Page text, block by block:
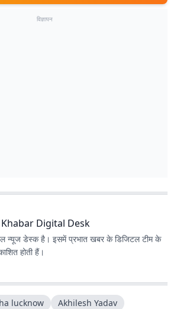
विज्ञापन
Digital Desk
न्यूज डेस्क है। इसमें प्रभात खबर के डिजिटल टीम के
होती हैं।
lucknow
Akhilesh Yadav